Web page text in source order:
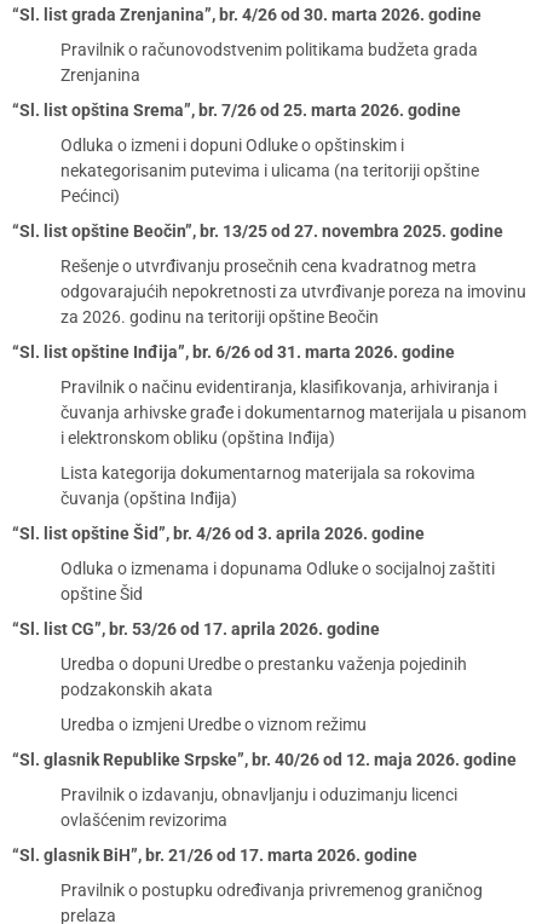
“Sl. list grada Zrenjanina”, br. 4/26 od 30. marta 2026. godine
Pravilnik o računovodstvenim politikama budžeta grada
Zrenjanina
“Sl. list opština Srema”, br. 7/26 od 25. marta 2026. godine
Odluka o izmeni i dopuni Odluke o opštinskim i
nekategorisanim putevima i ulicama (na teritoriji opštine
Pećinci)
“Sl. list opštine Beočin”, br. 13/25 od 27. novembra 2025. godine
Rešenje o utvrđivanju prosečnih cena kvadratnog metra
odgovarajućih nepokretnosti za utvrđivanje poreza na imovinu
za 2026. godinu na teritoriji opštine Beočin
“Sl. list opštine Inđija”, br. 6/26 od 31. marta 2026. godine
Pravilnik o načinu evidentiranja, klasifikovanja, arhiviranja i
čuvanja arhivske građe i dokumentarnog materijala u pisanom
i elektronskom obliku (opština Inđija)
Lista kategorija dokumentarnog materijala sa rokovima
čuvanja (opština Inđija)
“Sl. list opštine Šid”, br. 4/26 od 3. aprila 2026. godine
Odluka o izmenama i dopunama Odluke o socijalnoj zaštiti
opštine Šid
“Sl. list CG”, br. 53/26 od 17. aprila 2026. godine
Uredba o dopuni Uredbe o prestanku važenja pojedinih
podzakonskih akata
Uredba o izmjeni Uredbe o viznom režimu
“Sl. glasnik Republike Srpske”, br. 40/26 od 12. maja 2026. godine
Pravilnik o izdavanju, obnavljanju i oduzimanju licenci
ovlašćenim revizorima
“Sl. glasnik BiH”, br. 21/26 od 17. marta 2026. godine
Pravilnik o postupku određivanja privremenog graničnog
prelaza